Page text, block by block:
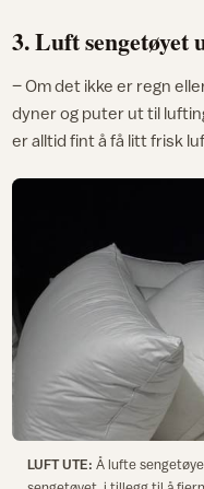
3. Luft sengetøyet
– Om det ikke er regn
dyner og puter ut til
er alltid fint å få litt frisk
LUFT UTE: Å lufte